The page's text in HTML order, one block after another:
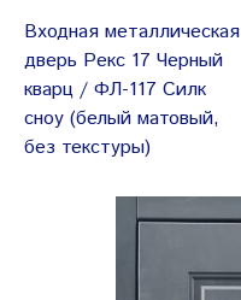
Входная металлическая
дверь Рекс 17 Черный
кварц / ФЛ-117 Силк
сноу (белый матовый,
без текстуры)